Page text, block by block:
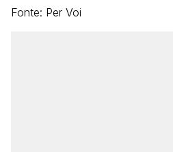
Fonte: Per Voi